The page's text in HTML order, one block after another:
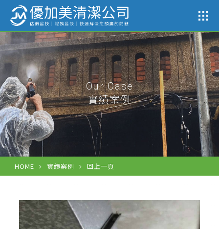
Our Case
實績案例
HOME 實績案例 回上一頁